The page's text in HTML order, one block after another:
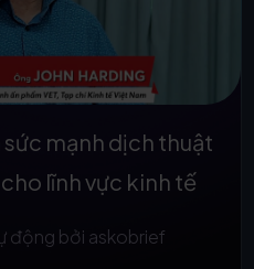
mạnh dịch thuật
lĩnh vực kinh tế
động bởi askobrief